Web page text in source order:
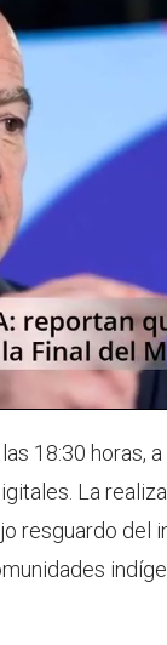
18:30 horas,
La
resguardo del